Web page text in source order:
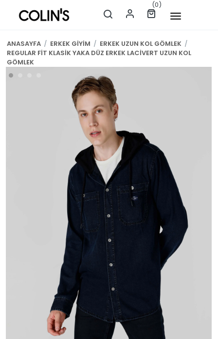
(0)
ANASAYFA / ERKEK GİYİM / ERKEK UZUN KOL GÖMLEK /
REGULAR FİT KLASİK YAKA DÜZ ERKEK LACİVERT UZUN KOL
GÖMLEK